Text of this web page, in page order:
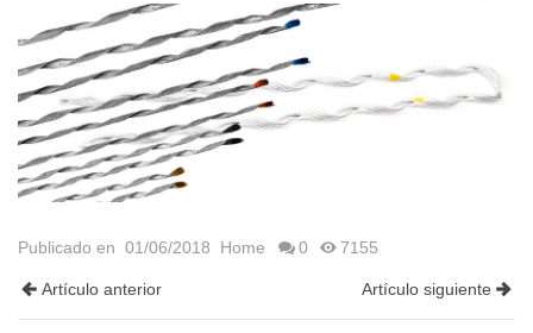
Publicado en 01/06/2018 Home 0 7155
Artículo anterior Artículo siguiente